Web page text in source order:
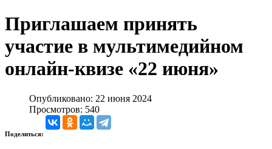
Приглашаем принять
участие в мультимедийном
онлайн-квизе «22 июня»
Опубликовано: 22 июня 2024
Просмотров: 540
Поделиться: